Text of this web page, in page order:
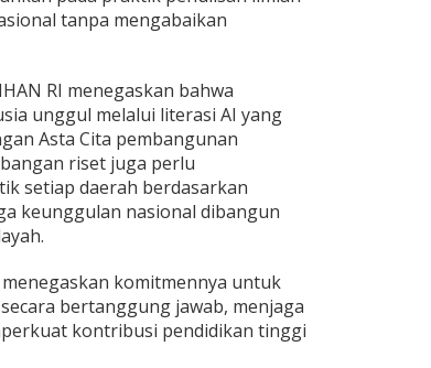
tanpa mengabaikan
RI menegaskan bahwa
unggul melalui literasi AI yang
Asta Cita pembangunan
riset juga perlu
setiap daerah berdasarkan
keunggulan nasional dibangun
komitmennya untuk
bertanggung jawab, menjaga
kontribusi pendidikan tinggi